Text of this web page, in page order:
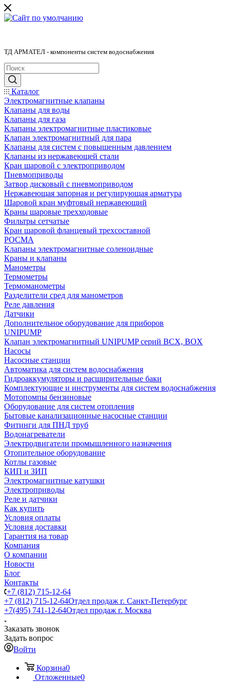
ТД АРМАТЕЛ - компоненты систем водоснабжения
Каталог
Электромагнитные клапаны
Клапаны для воды
Клапаны для газа
Клапаны электромагнитные пластиковые
Клапан электромагнитный для пара
Клапаны для систем с повышенным давлением
Клапаны из нержавеющей стали
Кран шаровой с электроприводом
Пневмоприводы
Затвор дисковый с пневмоприводом
Нержавеющая запорная и регулирующая арматура
Шаровой кран муфтовый нержавеющий
Краны шаровые трехходовые
Фильтры сетчатые
Кран шаровой фланцевый трехсоставной
РОСМА
Клапаны электромагнитные соленоидные
Краны и клапаны
Манометры
Термометры
Термоманометры
Разделители сред для манометров
Реле давления
Датчики
Дополнительное оборудование для приборов
UNIPUMP
Клапан электромагнитный UNIPUMP серий BCX, BOX
Насосы
Насосные станции
Автоматика для систем водоснабжения
Гидроаккумуляторы и расширительные баки
Комплектующие и инструменты для систем водоснабжения
Мотопомпы бензиновые
Оборудование для систем отопления
Бытовые канализационные насосные станции
Фитинги для ПНД труб
Водонагреватели
Электродвигатели промышленного назначения
Отопительное оборудование
Котлы газовые
КИП и ЗИП
Электромагнитные катушки
Электроприводы
Реле и датчики
Как купить
Условия оплаты
Условия доставки
Гарантия на товар
Компания
О компании
Новости
Блог
Контакты
+7 (812) 715-12-64
+7 (812) 715-12-64Отдел продаж г. Санкт-Петербург
+7(495) 741-12-64Отдел продаж г. Москва
Заказать звонок
Задать вопрос
Войти
Корзина0
Отложенные0